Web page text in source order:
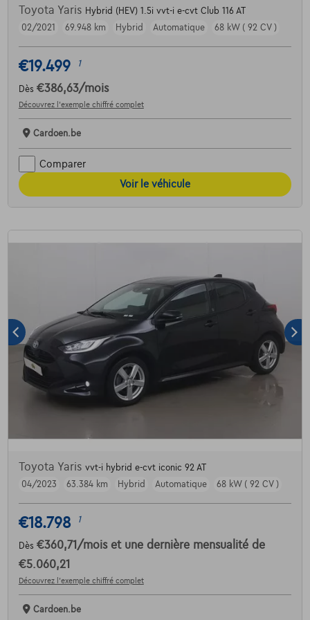
Toyota Yaris Hybrid (HEV) 1.5i vvt-i e-cvt Club 116 AT
02/2021
69.948 km Hybrid Automatique 68 kW ( 92 CV )
€19.499 1
Dès €386,63/mois
Découvrez l’exemple chiffré complet
Cardoen.be
Comparer
Voir le véhicule
Toyota Yaris vvt-i hybrid e-cvt iconic 92 AT
04/2023
63.384 km Hybrid Automatique 68 kW ( 92 CV )
€18.798 1
Dès €360,71 /mois et une dernière mensualité de
€5.060,21
Découvrez l’exemple chiffré complet
Cardoen.be